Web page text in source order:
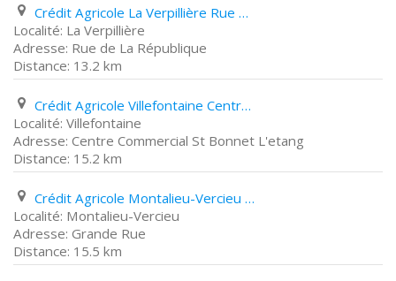
Crédit Agricole La Verpillière Rue de La République
La Verpillière
Rue de La République
13.2 km
Crédit Agricole Villefontaine Centre Commercial St Bonnet L'etang
Villefontaine
Centre Commercial St Bonnet L'etang
15.2 km
Crédit Agricole Montalieu-Vercieu Grande Rue
Montalieu-Vercieu
Grande Rue
15.5 km